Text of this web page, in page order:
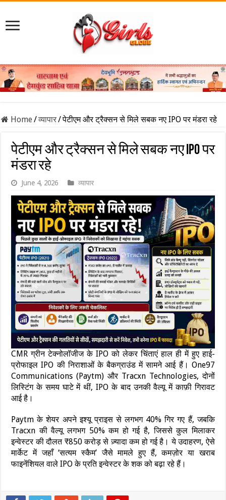
Home/व्यापार/पेटीएम और ट्रैक्सन से मिले सबक नए IPO पर मंडरा रहे
पेटीएम और ट्रैक्सन से मिले सबक नए IPO पर
मंडरा रहे
June 4, 2026 व्यापार
CMR ग्रीन टेक्नोलॉजीज के IPO को लेकर चिंताएं हाल ही में हुए हाई-
प्रोफाइल IPO की निराशाओं के बैकग्राउंड में सामने आई हैं। One97
Communications (Paytm) और Tracxn Technologies, दोनों
लिस्टिंग के समय घाटे में थीं, IPO के बाद उनकी वैल्यू में काफ़ी गिरावट
आई है।
Paytm के शेयर अपने इश्यू प्राइस से लगभग 40% गिर गए हैं, जबकि
Tracxn की वैल्यू लगभग 50% कम हो गई है, जिससे कुल मिलाकर
इन्वेस्टर की दौलत ₹850 करोड़ से ज़्यादा कम हो गई है। ये उदाहरण, ऐसे
मार्केट में जहाँ ‘सत्यम स्कैम’ जैसे मामले हुए हैं, कमज़ोर या खराब
फाइनेंशियल वाले IPO के प्रति इन्वेस्टर के शक को बढ़ा रहे हैं।